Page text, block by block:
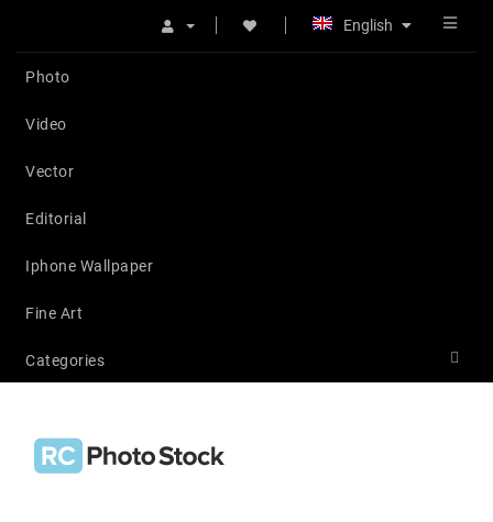
English
Photo
Video
Vector
Editorial
Iphone Wallpaper
Fine Art
Categories